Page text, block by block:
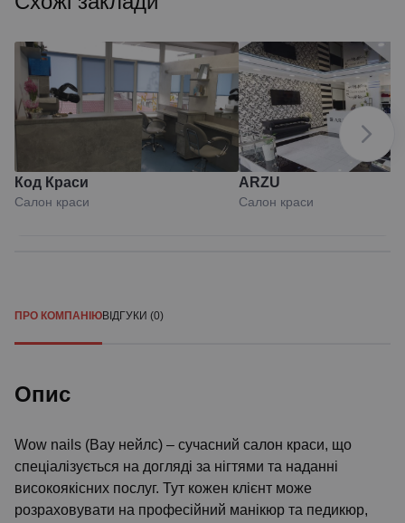
Код Краси
Салон краси
ARZU
Салон краси
ПРО КОМПАНІЮВІДГУКИ (0)
Опис
Wow nails (Вау нейлс) – сучасний салон краси, що
спеціалізується на догляді за нігтями та наданні
високоякісних послуг. Тут кожен клієнт може
розраховувати на професійний манікюр та педикюр,